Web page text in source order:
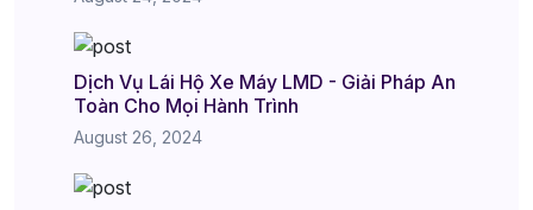
Dịch Vụ Lái Hộ Xe Máy LMD - Giải Pháp An
Toàn Cho Mọi Hành Trình
August 26, 2024